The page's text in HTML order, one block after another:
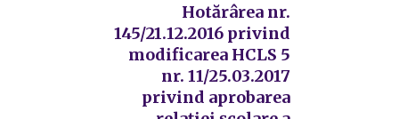
Hotărârea nr.
145/21.12.2016 privind
modificarea HCLS 5
nr. 11/25.03.2017
privind aprobarea